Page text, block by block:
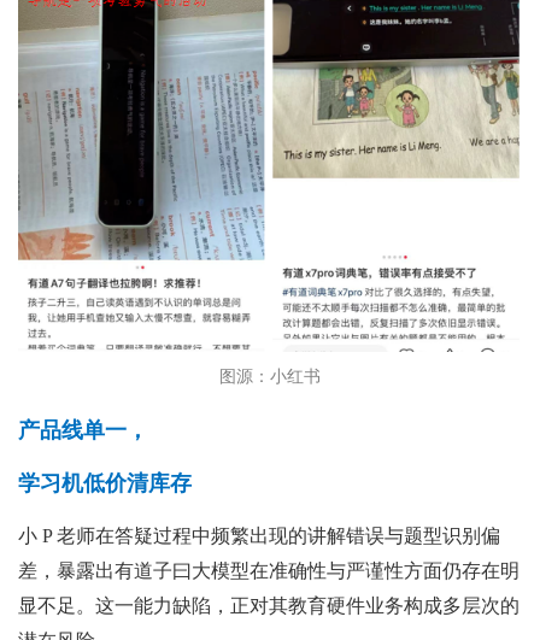
图源：小红书
产品线单一，
学习机低价清库存
小 P 老师在答疑过程中频繁出现的讲解错误与题型识别偏
差，暴露出有道子曰大模型在准确性与严谨性方面仍存在明
显不足。这一能力缺陷，正对其教育硬件业务构成多层次的